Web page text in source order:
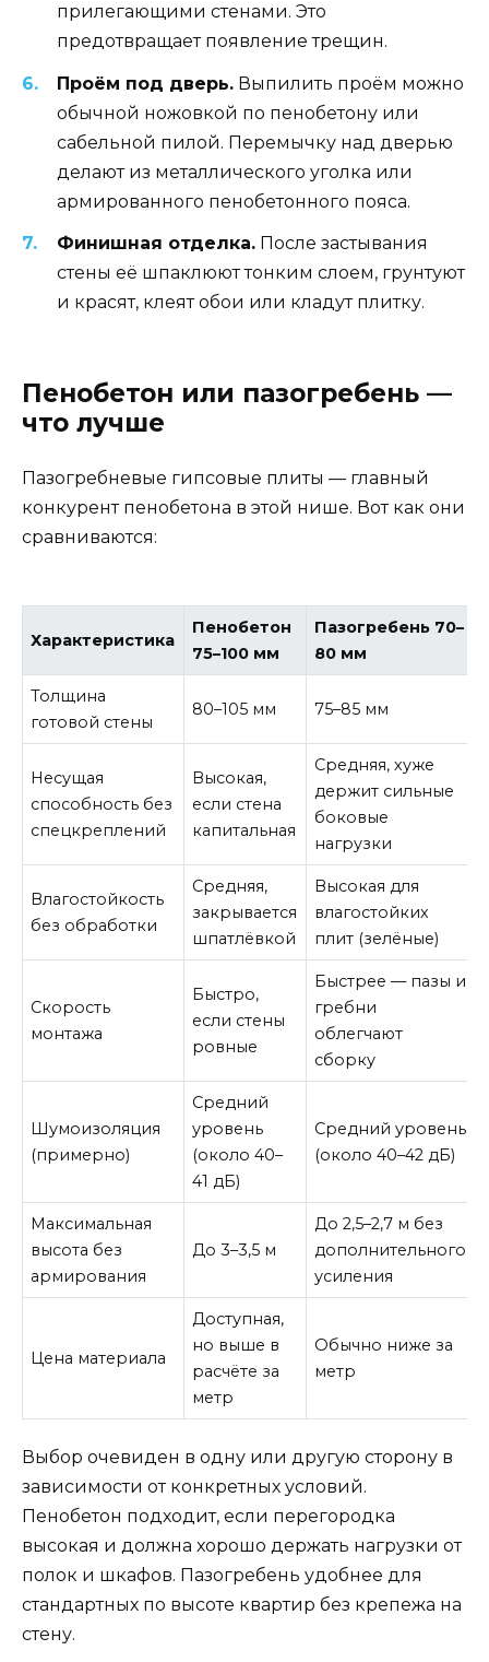
прилегающими стенами. Это
предотвращает появление трещин.
Проём под дверь. Выпилить проём можно
обычной ножовкой по пенобетону или
сабельной пилой. Перемычку над дверью
делают из металлического уголка или
армированного пенобетонного пояса.
Финишная отделка. После застывания
стены её шпаклюют тонким слоем, грунтуют
и красят, клеят обои или кладут плитку.
Пенобетон или пазогребень —
что лучше
Пазогребневые гипсовые плиты — главный
конкурент пенобетона в этой нише. Вот как они
сравниваются:
Характеристика
Пенобетон
75–100 мм
Пазогребень 70–
80 мм
Толщина
готовой стены
80–105 мм 75–85 мм
Несущая
способность без
спецкреплений
Высокая,
если стена
капитальная
Средняя, хуже
держит сильные
боковые
нагрузки
Влагостойкость
без обработки
Средняя,
закрывается
шпатлёвкой
Высокая для
влагостойких
плит (зелёные)
Скорость
монтажа
Быстро,
если стены
ровные
Быстрее — пазы и
гребни
облегчают
сборку
Шумоизоляция
(примерно)
Средний
уровень
(около 40–
41 дБ)
Средний уровень
(около 40–42 дБ)
Максимальная
высота без
армирования
До 3–3,5 м
До 2,5–2,7 м без
дополнительного
усиления
Цена материала
Доступная,
но выше в
расчёте за
метр
Обычно ниже за
метр
Выбор очевиден в одну или другую сторону в
зависимости от конкретных условий.
Пенобетон подходит, если перегородка
высокая и должна хорошо держать нагрузки от
полок и шкафов. Пазогребень удобнее для
стандартных по высоте квартир без крепежа на
стену.